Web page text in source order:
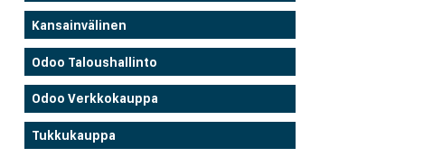
Kansainvälinen
Odoo Taloushallinto
Odoo Verkkokauppa
Tukkukauppa